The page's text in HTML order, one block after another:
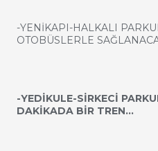
-YENİKAPI-HALKALI
OTOBÜSLERLE
-YEDİKULE-SİRKECİ
DAKİKADA BİR TREN…